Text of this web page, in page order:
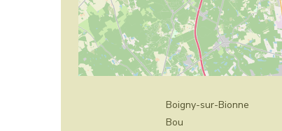
Boigny-sur-Bionne
Bou